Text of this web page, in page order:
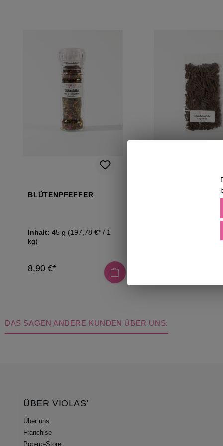
BLÜTENPFEFFER
Inhalt: 45 g (197,78 €* / 1
kg)
8,90 €*
DAS SAGEN ANDERE KUNDEN ÜBER UNS:
ÜBER VIOLAS'
Über uns
Franchise
Pop-up-Store